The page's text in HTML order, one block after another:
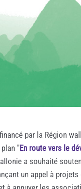
par la Région
"En route vers le
a souhaité
un appel à